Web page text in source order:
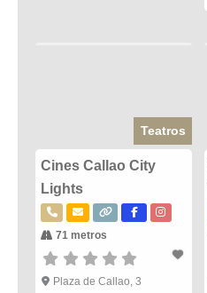
Teatros
Cines Callao City
Lights
71 metros
Plaza de Callao, 3